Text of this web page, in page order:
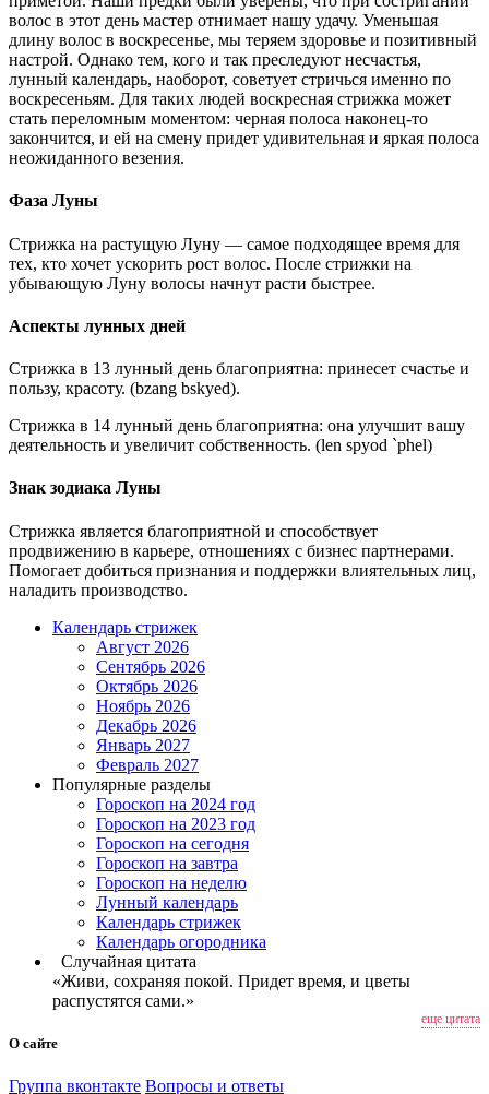
волос в этот день мастер отнимает нашу удачу. Уменьшая
длину волос в воскресенье, мы теряем здоровье и позитивный
настрой. Однако тем, кого и так преследуют несчастья,
лунный календарь, наоборот, советует стричься именно по
воскресеньям. Для таких людей воскресная стрижка может
стать переломным моментом: черная полоса наконец-то
закончится, и ей на смену придет удивительная и яркая полоса
неожиданного везения.
Фаза Луны
Стрижка на растущую Луну — самое подходящее время для
тех, кто хочет ускорить рост волос. После стрижки на
убывающую Луну волосы начнут расти быстрее.
Аспекты лунных дней
Стрижка в 13 лунный день благоприятна: принесет счастье и
пользу, красоту. (bzang bskyed).
Стрижка в 14 лунный день благоприятна: она улучшит вашу
деятельность и увеличит собственность. (len spyod `phel)
Знак зодиака Луны
Стрижка является благоприятной и способствует
продвижению в карьере, отношениях с бизнес партнерами.
Помогает добиться признания и поддержки влиятельных лиц,
наладить производство.
Календарь стрижек
Август 2026
Сентябрь 2026
Октябрь 2026
Ноябрь 2026
Декабрь 2026
Январь 2027
Февраль 2027
Популярные разделы
Гороскоп на 2024 год
Гороскоп на 2023 год
Гороскоп на сегодня
Гороскоп на завтра
Гороскоп на неделю
Лунный календарь
Календарь стрижек
Календарь огородника
Случайная цитата
«Живи, сохраняя покой. Придет время, и цветы
распустятся сами.»
еще цитата
О сайте
Группа вконтакте Вопросы и ответы